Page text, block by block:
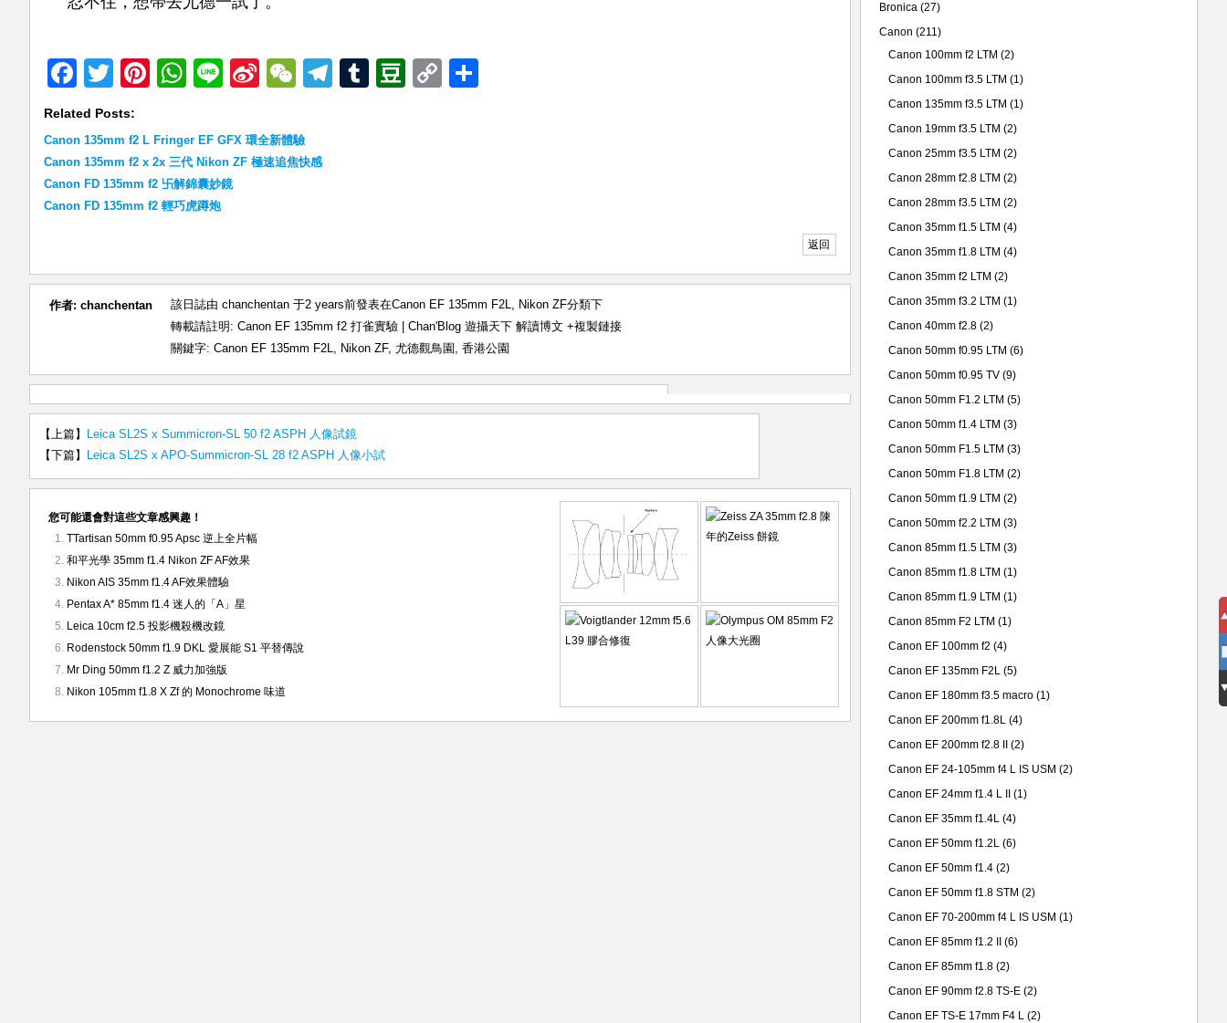
Facebook
TwitterPinterest
WhatsApp
LineSinaWeChat
Telegram
Tumblr
Douban
Copy
Related Posts:
Canon 135mm f2 L Fringer EF GFX 環全新體驗
Canon 135mm f2 x 2x 三代 Nikon ZF 極速追焦快感
Canon FD 135mm f2 卐解錦囊妙鏡
Canon FD 135mm f2 輕巧虎蹲炮
返回
作者: chanchentan 該日誌由 chanchentan 于2 years前發表在Canon EF 135mm F2L, Nikon ZF分類下
轉載請註明: Canon EF 135mm f2 打雀實驗 | Chan'Blog 遊攝天下 解讀博文 +複製鏈接
關鍵字: Canon EF 135mm F2L, Nikon ZF, 尤德觀鳥園 , 香港公園
【上篇】
Leica SL2S x Summicron-SL 50 f2 ASPH 人像試鏡
【下篇】
Leica SL2S x APO-Summicron-SL 28 f2 ASPH 人像小試
您可能還會對這些文章感興趣！
TTartisan 50mm f0.95 Apsc 逆上全片幅
和平光學 35mm f1.4 Nikon ZF AF效果
Nikon AIS 35mm f1.4 AF效果體驗
Pentax A* 85mm f1.4 迷人的「A」星
Leica 10cm f2.5 投影機殺機改鏡
Rodenstock 50mm f1.9 DKL 愛展能 S1 平替傳說
Mr Ding 50mm f1.2 Z 威力加強版
Nikon 105mm f1.8 X Zf 的 Monochrome 味道
Bronica (27)
Canon (211)
Canon 100mm f2 LTM (2)
Canon 100mm f3.5 LTM (1)
Canon 135mm f3.5 LTM (1)
Canon 19mm f3.5 LTM (2)
Canon 25mm f3.5 LTM (2)
Canon 28mm f2.8 LTM (2)
Canon 28mm f3.5 LTM (2)
Canon 35mm f1.5 LTM (4)
Canon 35mm f1.8 LTM (4)
Canon 35mm f2 LTM (2)
Canon 35mm f3.2 LTM (1)
Canon 40mm f2.8 (2)
Canon 50mm f0.95 LTM (6)
Canon 50mm f0.95 TV (9)
Canon 50mm F1.2 LTM (5)
Canon 50mm f1.4 LTM (3)
Canon 50mm F1.5 LTM (3)
Canon 50mm F1.8 LTM (2)
Canon 50mm f1.9 LTM (2)
Canon 50mm f2.2 LTM (3)
Canon 85mm f1.5 LTM (3)
Canon 85mm f1.8 LTM (1)
Canon 85mm f1.9 LTM (1)
Canon 85mm F2 LTM (1)
Canon EF 100mm f2 (4)
Canon EF 135mm F2L (5)
Canon EF 180mm f3.5 macro (1)
Canon EF 200mm f1.8L (4)
Canon EF 200mm f2.8 II
(2)
Canon EF 24-105mm f4 L IS USM (2)
Canon EF 24mm f1.4 L II
(1)
Canon EF 35mm f1.4L (4)
Canon EF 50mm f1.2L (6)
Canon EF 50mm f1.4 (2)
Canon EF 50mm f1.8 STM (2)
Canon EF 70-200mm f4 L IS USM (1)
Canon EF 85mm f1.2 II
(6)
Canon EF 85mm f1.8 (2)
Canon EF 90mm f2.8 TS-E (2)
Canon EF TS-E 17mm F4 L (2)